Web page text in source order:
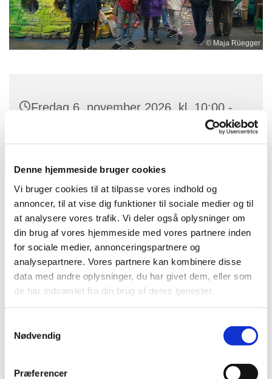
Denne hjemmeside bruger cookies
Vi bruger cookies til at tilpasse vores indhold og
annoncer, til at vise dig funktioner til sociale medier og til
at analysere vores trafik. Vi deler også oplysninger om
din brug af vores hjemmeside med vores partnere inden
for sociale medier, annonceringspartnere og
analysepartnere. Vores partnere kan kombinere disse
data med andre oplysninger, du har givet dem, eller som
de har indsamlet fra din brug af deres tjenester.
Nødvendig
Præferencer
© Maja Rüegger
Fredag 6. november 2026, kl. 10:00 -
Du vil måske også kunne lide...